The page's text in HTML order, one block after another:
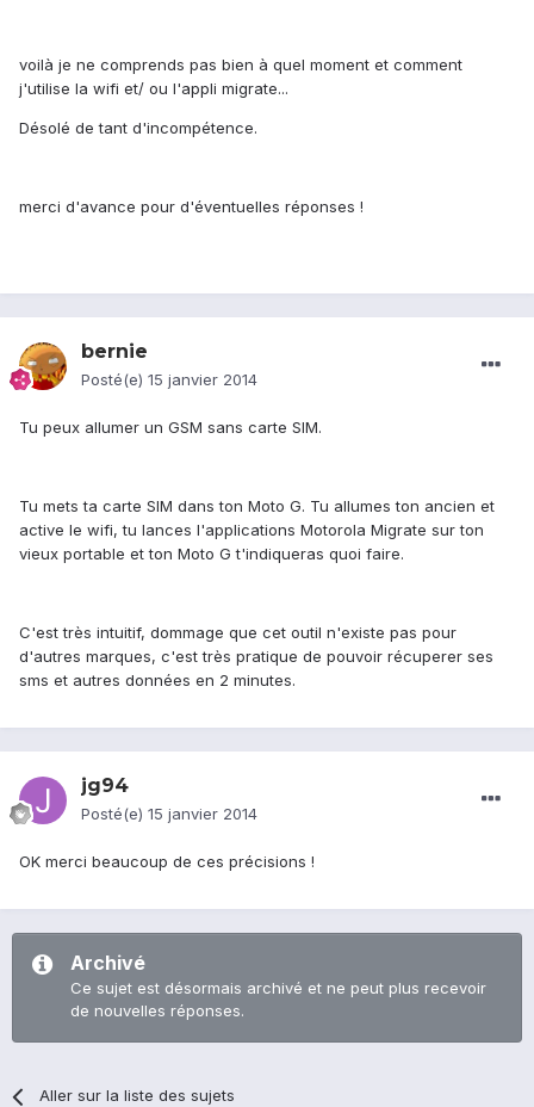
voilà je ne comprends pas bien à quel moment et comment
j'utilise la wifi et/ ou l'appli migrate...
Désolé de tant d'incompétence.
merci d'avance pour d'éventuelles réponses !
bernie
Posté(e) 15 janvier 2014
Tu peux allumer un GSM sans carte SIM.
Tu mets ta carte SIM dans ton Moto G. Tu allumes ton ancien et
active le wifi, tu lances l'applications Motorola Migrate sur ton
vieux portable et ton Moto G t'indiqueras quoi faire.
C'est très intuitif, dommage que cet outil n'existe pas pour
d'autres marques, c'est très pratique de pouvoir récuperer ses
sms et autres données en 2 minutes.
jg94
Posté(e) 15 janvier 2014
OK merci beaucoup de ces précisions !
Archivé
Ce sujet est désormais archivé et ne peut plus recevoir
de nouvelles réponses.
Aller sur la liste des sujets